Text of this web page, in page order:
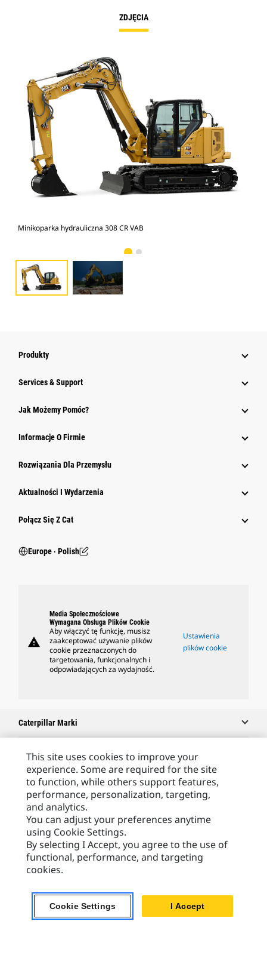
ZDJĘCIA
Minikoparka hydrauliczna 308 CR VAB
Produkty
Services & Support
Jak Możemy Pomóc?
Informacje O Firmie
Rozwiązania Dla Przemysłu
Aktualności I Wydarzenia
Połącz Się Z Cat
Europe ‧ Polish
warning
Media Społecznościowe
Wymagana Obsługa Plików Cookie
Aby włączyć tę funkcję, musisz
zaakceptować używanie plików
cookie przeznaczonych do
targetowania, funkcjonalnych i
odpowiadających za wydajność.
Ustawienia
plików cookie
Caterpillar Marki
Caterpillar.com
Caterpillar Kontakt
Caterpillar Kontakt
Moje Preferencje Marketingowe
Site Map
Cookie Settings
This site uses cookies to improve your
experience. Some are required for the site
to function, while others support features,
performance, personalization, targeting,
and analytics.
You can adjust your preferences anytime
using Cookie Settings.
By selecting I Accept, you agree to the use of
functional, performance, and targeting
cookies.
Cookie Settings I Accept